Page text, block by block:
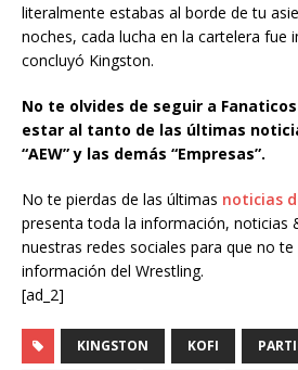
literalmente estabas al borde de tu
noches, cada lucha en la cartelera fue
concluyó Kingston.
No te olvides de seguir a
estar al tanto de las últimas
“AEW” y las demás “Empresas”.
No te pierdas de las últimas noticias
presenta toda la información, noticias
nuestras redes sociales para que no
información del Wrestling.
[ad_2]
KINGSTON KOFI